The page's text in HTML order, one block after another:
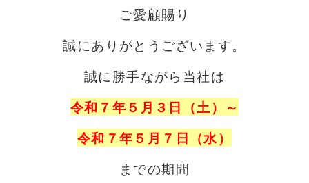
ご愛顧賜り
誠にありがとうございます。
誠に勝手ながら当社は
令和７年５月３日（土）～
令和７年５月７日（水）
までの期間